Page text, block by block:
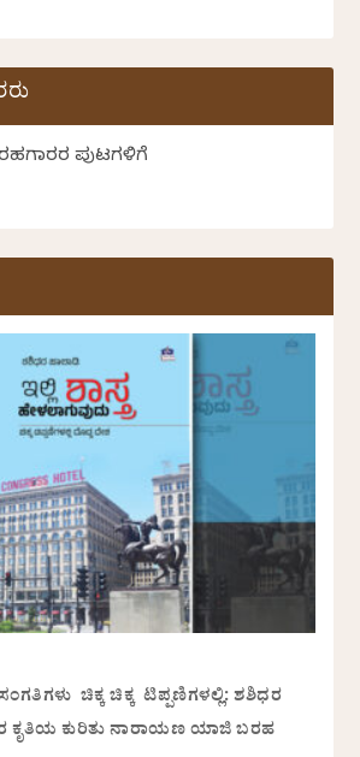
ಪುಟಗಳಿಗೆ
ಚಿಕ್ಕ ಚಿಕ್ಕ ಟಿಪ್ಪಣಿಗಳಲ್ಲಿ: ಶಶಿಧರ
ಕುರಿತು ನಾರಾಯಣ ಯಾಜಿ ಬರಹ